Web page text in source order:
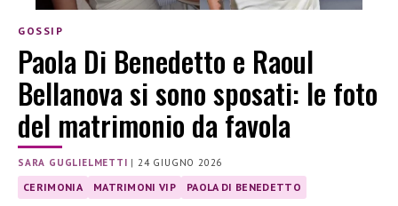
GOSSIP
Paola Di Benedetto e Raoul
Bellanova si sono sposati: le foto
del matrimonio da favola
SARA GUGLIELMETTI |24 GIUGNO 2026
CERIMONIA MATRIMONI VIP PAOLA DI BENEDETTO